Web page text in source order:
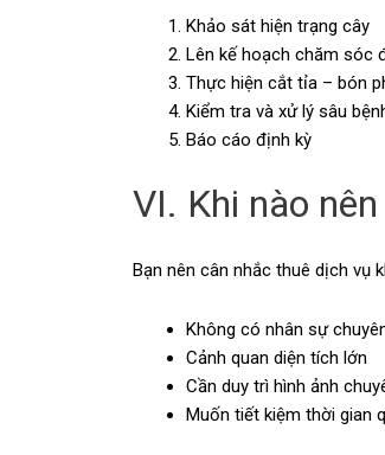
Khảo sát hiện trạng cây
Lên kế hoạch chăm sóc
Thực hiện cắt tỉa – bón
Kiểm tra và xử lý sâu
Báo cáo định kỳ
VI. Khi nào
Bạn nên cân nhắc thuê dịch vụ
Không có nhân sự
Cảnh quan diện tích lớn
Cần duy trì hình ảnh
Muốn tiết kiệm thời gian